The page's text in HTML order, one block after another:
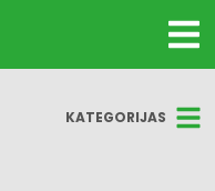
KATEGORIJAS